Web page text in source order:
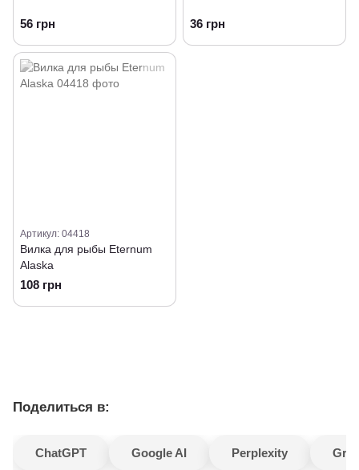
56 грн 36 грн
Артикул: 04418
Вилка для рыбы Eternum
Alaska
108 грн
Поделиться в:
ChatGPT Google AI Perplexity